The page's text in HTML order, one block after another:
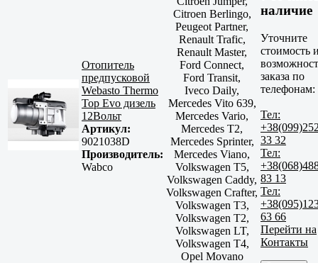
Отопитель
предпусковой
Webasto Thermo
Top Evo дизель
12Вольт
Артикул:
9021038D
Производитель:
Wabco
Citroen Berlingo,
Peugeot Partner,
Renault Trafic,
Renault Master,
Ford Connect,
Ford Transit,
Iveco Daily,
Mercedes Vito 639,
Mercedes Vario,
Mercedes T2,
Mercedes Sprinter,
Mercedes Viano,
Volkswagen T5,
Volkswagen Caddy,
Volkswagen Crafter,
Volkswagen T3,
Volkswagen T2,
Volkswagen LT,
Volkswagen T4,
Opel Movano
наличие
Уточните
стоимость
заказа по
телефонам:
Тел:
33 32
Тел:
83 13
Тел:
63 66
Перейти на
Контакты